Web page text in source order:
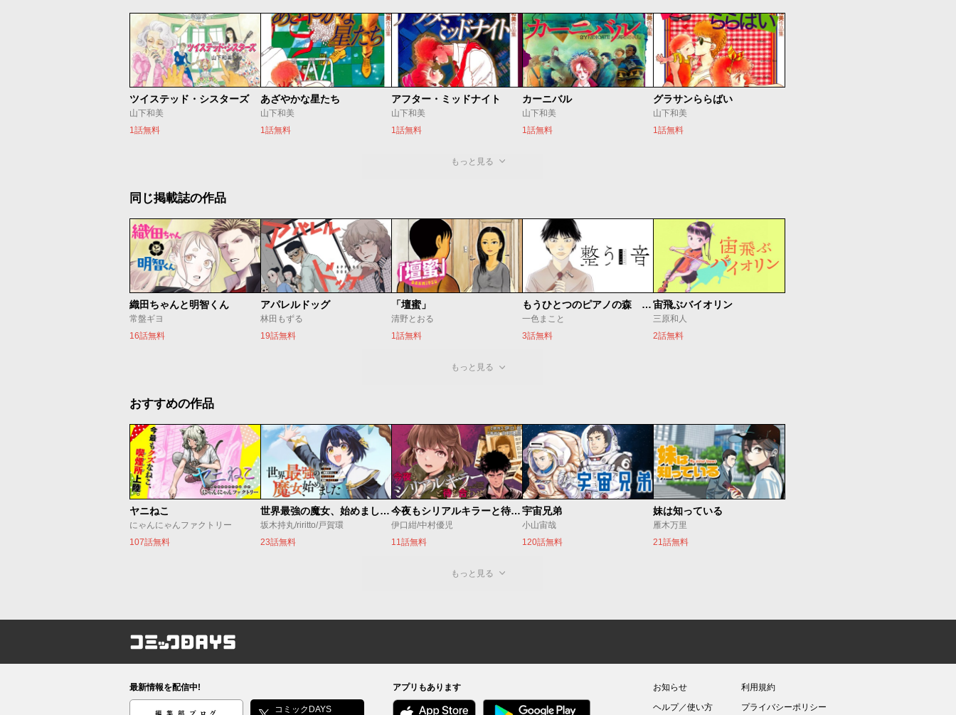
ツイステッド・シスターズ
山下和美
1話無料
あざやかな星たち
山下和美
1話無料
アフター・ミッドナイト
山下和美
1話無料
カーニバル
山下和美
1話無料
グラサンららばい
山下和美
1話無料
もっと見る
同じ掲載誌の作品
織田ちゃんと明智くん
常盤ギヨ
16話無料
アパレルドッグ
林田もずる
19話無料
「壇蜜」
清野とおる
1話無料
もうひとつのピアノの森 整う音
一色まこと
3話無料
宙飛ぶバイオリン
三原和人
2話無料
もっと見る
おすすめの作品
ヤニねこ
にゃんにゃんファクトリー
107話無料
世界最強の魔女、始めました ～私だけ『攻略サイト』を見れる世界で自由に生きます～
坂木持丸/riritto/戸賀環
23話無料
今夜もシリアルキラーと待ち合わせ
伊口紺/中村優児
11話無料
宇宙兄弟
小山宙哉
120話無料
妹は知っている
雁木万里
21話無料
もっと見る
コミックDAYS
最新情報を配信中!
編集部ブログ コミックDAYS
アプリもあります
お知らせ
ヘルプ／使い方
利用規約
プライバシーポリシー